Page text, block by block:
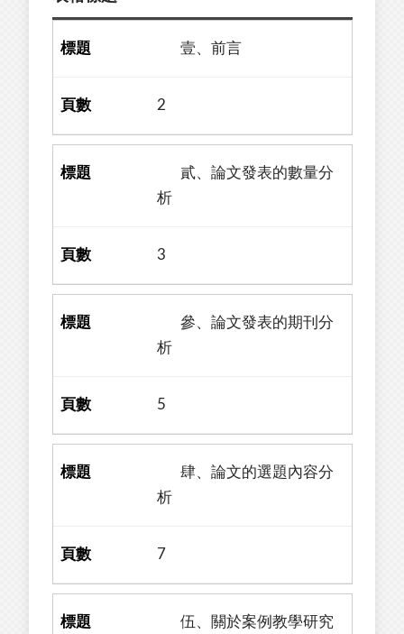
壹、前言
2
貳、論文發表的數量分
析
3
參、論文發表的期刊分
析
5
肆、論文的選題內容分
析
7
伍、關於案例教學研究